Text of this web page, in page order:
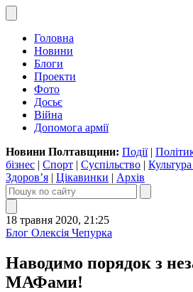
Головна
Новини
Блоги
Проекти
Фото
Досьє
Війна
Допомога армії
Новини Полтавщини: Події|
бізнес | Спорт | Суспільство | Культура
Здоров’я | Цікавинки | Архів
18 травня 2020, 21:25
Блог Олексія Чепурка
Наводимо порядок з
МАФами!